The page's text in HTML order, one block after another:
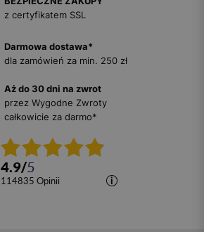
z certyfikatem SSL
Darmowa dostawa*
dla zamówień za min. 250 zł
Aż do 30 dni na zwrot
przez Wygodne Zwroty
całkowicie za darmo*
4.9/5
114835 opinii